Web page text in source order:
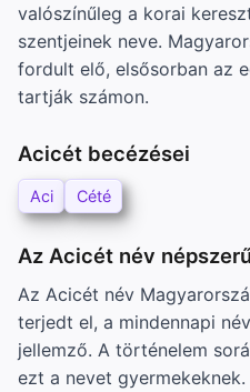
valószínűleg a korai
szentjeinek neve.
fordult elő, elsősorban az
tartják számon.
Acicét becézései
Aci Cété
Az Acicét név
Az Acicét név
terjedt el, a mindennapi
jellemző. A történelem
ezt a nevet gyermekeknek.